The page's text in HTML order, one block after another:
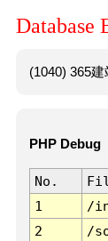
Database
(1040) 365
PHP Debug
No.
1
/
2
/